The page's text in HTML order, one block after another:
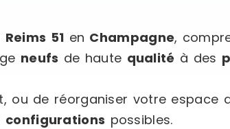
Reims 51 en Champagne,
neufs de haute qualité à des
ou de réorganiser votre espace
configurations possibles.